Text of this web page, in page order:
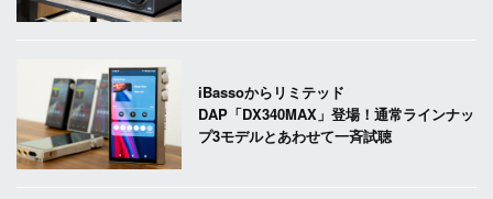
iBassoからリミテッド
DAP「DX340MAX」登場！通常ラインナッ
プ3モデルとあわせて一斉試聴